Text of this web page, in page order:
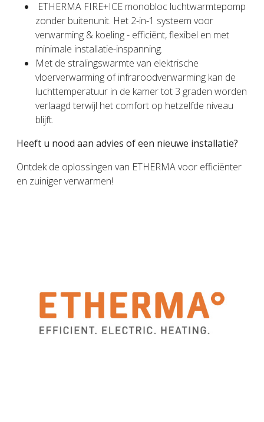
ETHERMA FIRE+ICE monobloc luchtwarmtepomp
zonder buitenunit. Het 2-in-1 systeem voor
verwarming & koeling - efficiënt, flexibel en met
minimale installatie-inspanning.
Met de stralingswarmte van elektrische
vloerverwarming of infraroodverwarming kan de
luchttemperatuur in de kamer tot 3 graden worden
verlaagd terwijl het comfort op hetzelfde niveau
blijft.
Heeft u nood aan advies of een nieuwe installatie?
Ontdek de oplossingen van ETHERMA voor efficiënter
en zuiniger verwarmen!